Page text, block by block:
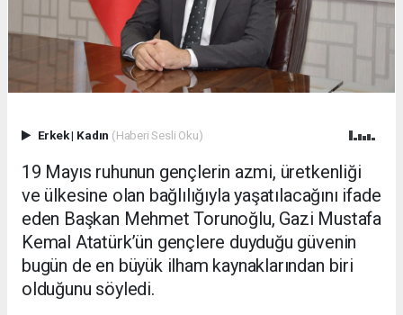
Erkek| Kadın (Haberi Sesli Oku)
19 Mayıs ruhunun gençlerin azmi, üretkenliği
ve ülkesine olan bağlılığıyla yaşatılacağını ifade
eden Başkan Mehmet Torunoğlu, Gazi Mustafa
Kemal Atatürk’ün gençlere duyduğu güvenin
bugün de en büyük ilham kaynaklarından biri
olduğunu söyledi.